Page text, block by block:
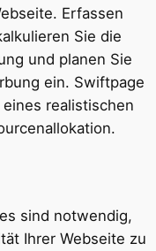
Erfassen
Sie die
und planen Sie
ein. Swiftpage
realistischen
sind notwendig,
Ihrer Webseite zu